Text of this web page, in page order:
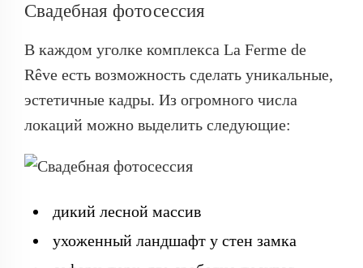
Свадебная фотосессия
В каждом уголке комплекса La Ferme de
Rêve есть возможность сделать уникальные,
эстетичные кадры. Из огромного числа
локаций можно выделить следующие:
дикий лесной массив
ухоженный ландшафт у стен замка